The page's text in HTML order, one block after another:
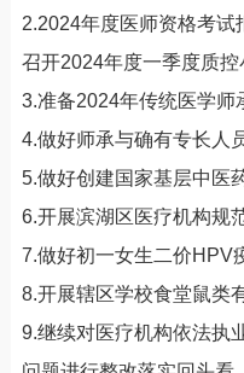
2.2024年度医师资格考试
召开2024年度一季度质控
3.准备2024年传统医学师
4.做好师承与确有专长人
5.做好创建国家基层中医
6.开展滨湖区医疗机构规
7.做好初一女生二价HPV
8.开展辖区学校食堂鼠类
9.继续对医疗机构依法执